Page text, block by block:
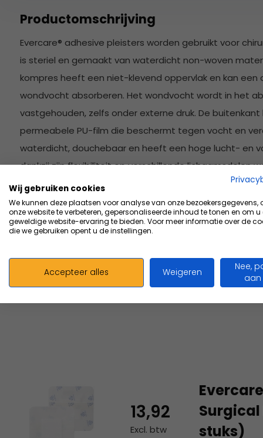
Productomschrijving
Evercare® adhesive pleisters worden gebruikt voor
is steriel en gemaakt van waterdicht non-woven
kompres heeft een niet-klevend oppervlak en kan een
wondvocht absorberen. Het wondvocht wordt in het
vastgehouden, zelfs onder externe druk. De
permeabele PU-film die beschermt tegen vocht en
waterdicht, douchebaar en heeft een hoge lucht- en
dankzij zijn flexibiliteit op verschillende lichaamsdelen
geweven materiaal met acrylaatstiksels
Voor lichte tot matig vochtige wonden
Gesteriliseerd met EO
Zacht en flexibel
13,92
Excl. btw
Surgical
stuks)
Wij gebruiken cookies
We kunnen deze plaatsen voor analyse van onze bezoekersgegevens,
onze website te verbeteren, gepersonaliseerde inhoud te tonen en om u
geweldige website-ervaring te bieden. Voor meer informatie over de
die we gebruiken opent u de instellingen.
Accepteer alles Weigeren
Nee,
aan